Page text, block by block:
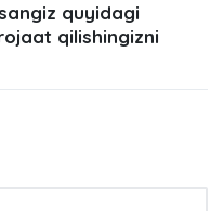
quyidagi
qilishingizni